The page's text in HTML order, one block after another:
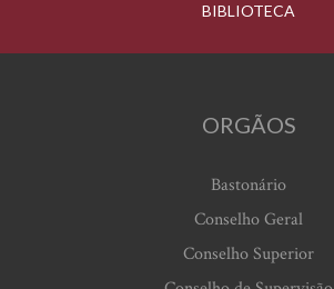
BIBLIOTECA
ORGÃOS
Bastonário
Conselho Geral
Conselho Superior